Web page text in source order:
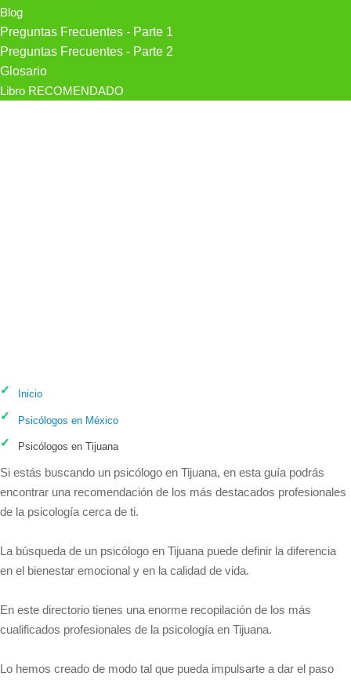
Blog
Preguntas Frecuentes - Parte 1
Preguntas Frecuentes - Parte 2
Glosario
Libro RECOMENDADO
Inicio
Psicólogos en México
Psicólogos en Tijuana
Si estás buscando un psicólogo en Tijuana, en esta guía podrás
encontrar una recomendación de los más destacados profesionales
de la psicología cerca de ti.
La búsqueda de un psicólogo en Tijuana puede definir la diferencia
en el bienestar emocional y en la calidad de vida.
En este directorio tienes una enorme recopilación de los más
cualificados profesionales de la psicología en Tijuana.
Lo hemos creado de modo tal que pueda impulsarte a dar el paso